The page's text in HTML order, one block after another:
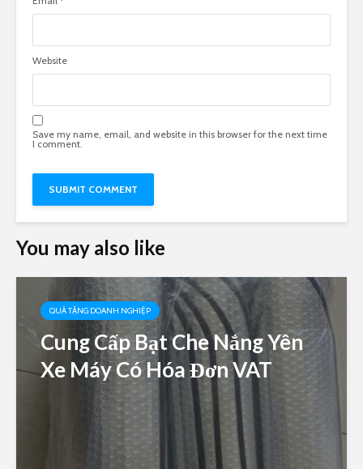
Website
Save my name, email, and website in this browser for the next time
I comment.
You may also like
QUÀ TẶNG DOANH NGHIỆP
Cung Cấp Bạt Che Nắng Yên
Xe Máy Có Hóa Đơn VAT